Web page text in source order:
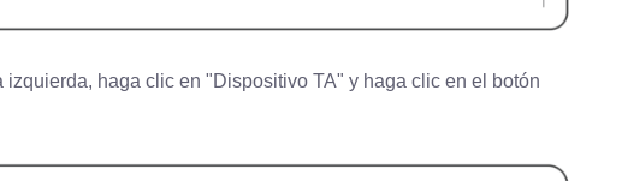
izquierda, haga clic en "Dispositivo TA" y haga clic en el botón